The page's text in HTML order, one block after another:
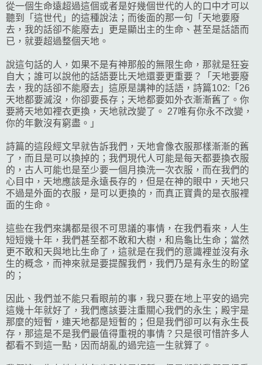
從一個生命遠超過這個或者是好幾個世代的人的口中才可以
聽到「這世代」的這種說法；而後面的那一句「天地要廢
去，我的話卻不能廢去」更是顯出主的生命、甚至是話語而
已，就要超過整個天地。
說這句話的人，如果不是有神那般的無限生命，那就是狂妄
自大；誰可以說他的話語要比天地還要更重要？「天地要廢
去，我的話卻不能廢去」這原是講神的話語，詩篇102:「26
天地都要滅沒，你卻要長存；天地都要如外衣漸漸舊了。你
要將天地如裡衣更換，天地就改變了。 27唯有你永不改變，
你的年數沒有窮盡。」
詩篇的這段經文早就告訴我們，天地會像衣服那樣漸漸的舊
了，而且是可以換掉的；我們現代人可能是每天都要換衣服
的，古人可能也是至少要一個月換洗一次衣服，而在我們的
心目中，天地應該是永遠長存的，但是在神的眼中，天地只
不過是外面的衣服，是可以更換的，而真正寶貴的是衣服裡
面的生命。
這些在我們來講都是很不可思議的事情，在我們看來，人生
短短幾十年，我們甚至都不敢和大樹，和烏龜比生命；當然
更不敢和天與地比生命了，這就是在我們的意識裡並沒有永
生的概念，而神來就是要提醒我們，我們乃是有永生的盼望
的；
因此、我們並不能只看眼前的事，我只要在地上平安的過完
這幾十年就好了，我們應該要注重關心我們的永生；殿宇是
那麼的短暫，連天地都是短暫的；但是我們卻可以有永生長
存，那這是不是我們最值得重視的事情？只是很可惜許多人
都看不到這一點，因而胡亂的過完這一生就算了。